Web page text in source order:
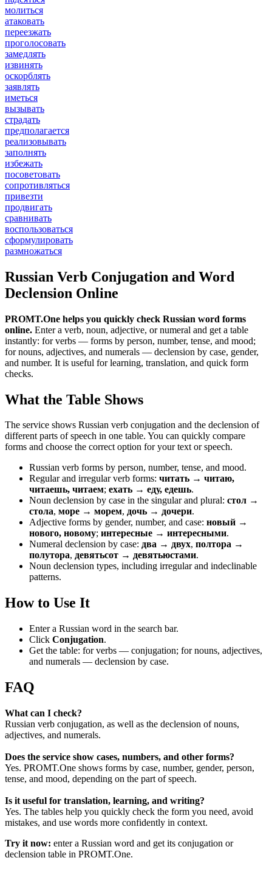
молиться
атаковать
переезжать
проголосовать
замедлять
извинять
оскорблять
заявлять
иметься
вызывать
страдать
предполагается
реализовывать
заполнять
избежать
посоветовать
сопротивляться
привезти
продвигать
сравнивать
воспользоваться
сформулировать
размножаться
Russian Verb Conjugation and Word
Declension Online
PROMT.One helps you quickly check Russian word forms
online. Enter a verb, noun, adjective, or numeral and get a table
instantly: for verbs — forms by person, number, tense, and mood;
for nouns, adjectives, and numerals — declension by case, gender,
and number. It is useful for learning, translation, and quick form
checks.
What the Table Shows
The service shows Russian verb conjugation and the declension of
different parts of speech in one table. You can quickly compare
forms and choose the correct option for your text or speech.
Russian verb forms by person, number, tense, and mood.
Regular and irregular verb forms: читать → читаю,
читаешь, читаем; ехать → еду, едешь.
Noun declension by case in the singular and plural: стол →
стола, море → морем, дочь → дочери.
Adjective forms by gender, number, and case: новый →
нового, новому; интересные → интересными.
Numeral declension by case: два → двух, полтора →
полутора, девятьсот → девятьюстами.
Noun declension types, including irregular and indeclinable
patterns.
How to Use It
Enter a Russian word in the search bar.
Click Conjugation.
Get the table: for verbs — conjugation; for nouns, adjectives,
and numerals — declension by case.
FAQ
What can I check?
Russian verb conjugation, as well as the declension of nouns,
adjectives, and numerals.
Does the service show cases, numbers, and other forms?
Yes. PROMT.One shows forms by case, number, gender, person,
tense, and mood, depending on the part of speech.
Is it useful for translation, learning, and writing?
Yes. The tables help you quickly check the form you need, avoid
mistakes, and use words more confidently in context.
Try it now: enter a Russian word and get its conjugation or
declension table in PROMT.One.